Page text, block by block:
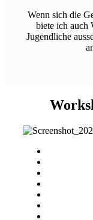
Wenn sich die
biete ich auch
Jugendliche